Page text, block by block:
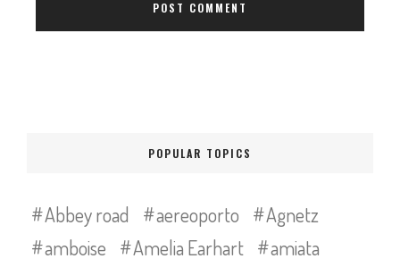
POPULAR TOPICS
Abbey road aereoporto
Agnetz
amboise
Amelia Earhart
amiata